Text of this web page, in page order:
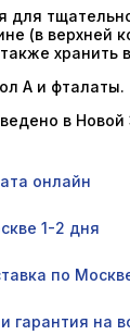
для
(в верхней
хранить
А и фталаты.
в
онлайн
1-2 дня
по
гарантия на